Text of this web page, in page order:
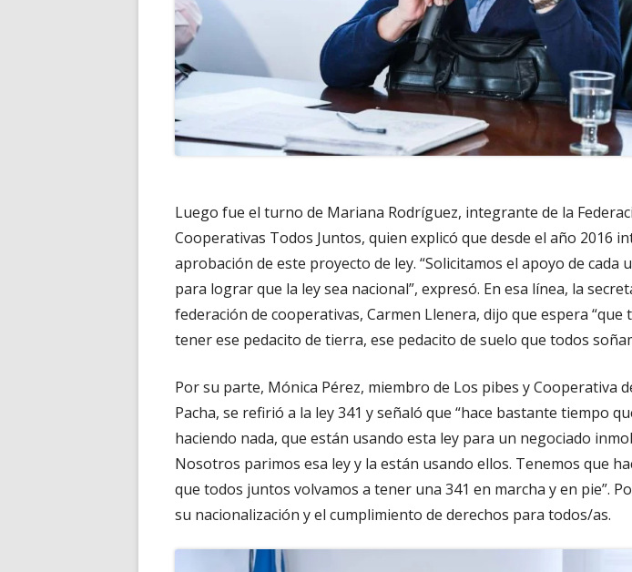
Luego fue el turno de Mariana Rodríguez, integrante de la
Cooperativas Todos Juntos, quien explicó que desde el año 2016
aprobación de este proyecto de ley. “Solicitamos el apoyo de cada
para lograr que la ley sea nacional”, expresó. En esa línea, la
federación de cooperativas, Carmen Llenera, dijo que espera “que
tener ese pedacito de tierra, ese pedacito de suelo que todos
Por su parte, Mónica Pérez, miembro de Los pibes y Cooperativa
Pacha, se refirió a la ley 341 y señaló que “hace bastante tiempo
haciendo nada, que están usando esta ley para un negociado
Nosotros parimos esa ley y la están usando ellos. Tenemos que
que todos juntos volvamos a tener una 341 en marcha y en pie”.
su nacionalización y el cumplimiento de derechos para todos/as.